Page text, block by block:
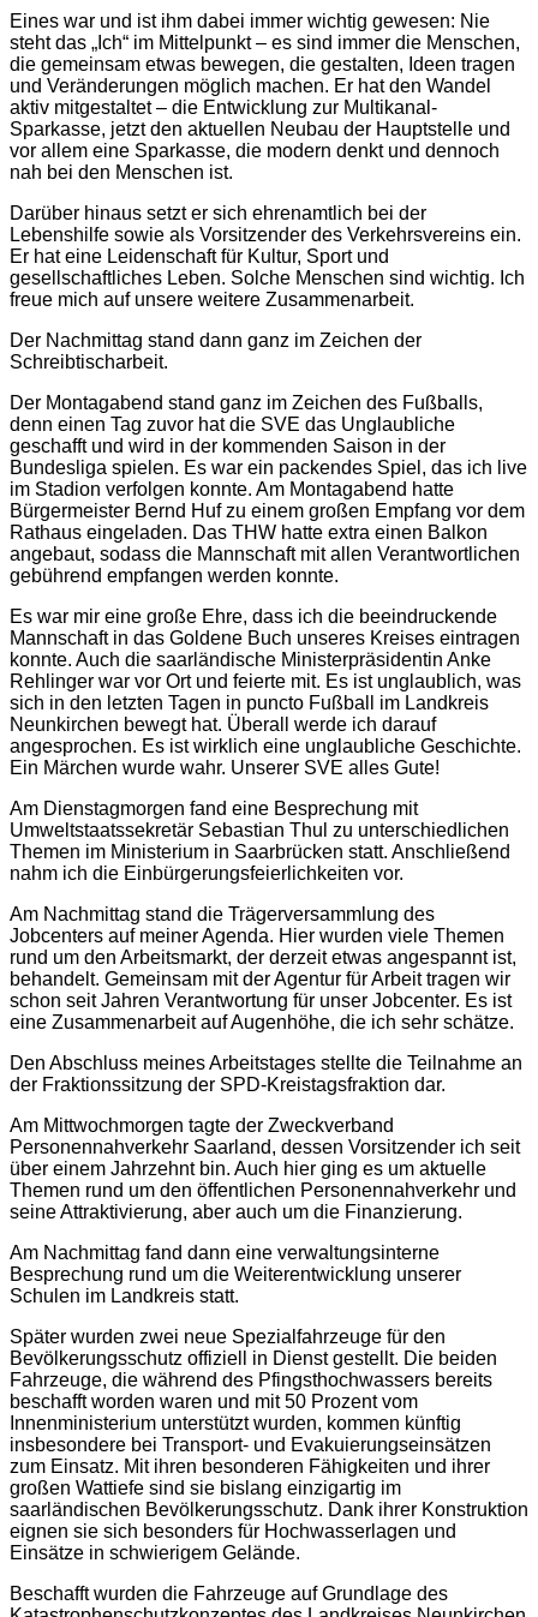
Eines war und ist ihm dabei immer wichtig gewesen: Nie
steht das „Ich“ im Mittelpunkt – es sind immer die Menschen,
die gemeinsam etwas bewegen, die gestalten, Ideen tragen
und Veränderungen möglich machen. Er hat den Wandel
aktiv mitgestaltet – die Entwicklung zur Multikanal-
Sparkasse, jetzt den aktuellen Neubau der Hauptstelle und
vor allem eine Sparkasse, die modern denkt und dennoch
nah bei den Menschen ist.
Darüber hinaus setzt er sich ehrenamtlich bei der
Lebenshilfe sowie als Vorsitzender des Verkehrsvereins ein.
Er hat eine Leidenschaft für Kultur, Sport und
gesellschaftliches Leben. Solche Menschen sind wichtig. Ich
freue mich auf unsere weitere Zusammenarbeit.
Der Nachmittag stand dann ganz im Zeichen der
Schreibtischarbeit.
Der Montagabend stand ganz im Zeichen des Fußballs,
denn einen Tag zuvor hat die SVE das Unglaubliche
geschafft und wird in der kommenden Saison in der
Bundesliga spielen. Es war ein packendes Spiel, das ich live
im Stadion verfolgen konnte. Am Montagabend hatte
Bürgermeister Bernd Huf zu einem großen Empfang vor dem
Rathaus eingeladen. Das THW hatte extra einen Balkon
angebaut, sodass die Mannschaft mit allen Verantwortlichen
gebührend empfangen werden konnte.
Es war mir eine große Ehre, dass ich die beeindruckende
Mannschaft in das Goldene Buch unseres Kreises eintragen
konnte. Auch die saarländische Ministerpräsidentin Anke
Rehlinger war vor Ort und feierte mit. Es ist unglaublich, was
sich in den letzten Tagen in puncto Fußball im Landkreis
Neunkirchen bewegt hat. Überall werde ich darauf
angesprochen. Es ist wirklich eine unglaubliche Geschichte.
Ein Märchen wurde wahr. Unserer SVE alles Gute!
Am Dienstagmorgen fand eine Besprechung mit
Umweltstaatssekretär Sebastian Thul zu unterschiedlichen
Themen im Ministerium in Saarbrücken statt. Anschließend
nahm ich die Einbürgerungsfeierlichkeiten vor.
Am Nachmittag stand die Trägerversammlung des
Jobcenters auf meiner Agenda. Hier wurden viele Themen
rund um den Arbeitsmarkt, der derzeit etwas angespannt ist,
behandelt. Gemeinsam mit der Agentur für Arbeit tragen wir
schon seit Jahren Verantwortung für unser Jobcenter. Es ist
eine Zusammenarbeit auf Augenhöhe, die ich sehr schätze.
Den Abschluss meines Arbeitstages stellte die Teilnahme an
der Fraktionssitzung der SPD-Kreistagsfraktion dar.
Am Mittwochmorgen tagte der Zweckverband
Personennahverkehr Saarland, dessen Vorsitzender ich seit
über einem Jahrzehnt bin. Auch hier ging es um aktuelle
Themen rund um den öffentlichen Personennahverkehr und
seine Attraktivierung, aber auch um die Finanzierung.
Am Nachmittag fand dann eine verwaltungsinterne
Besprechung rund um die Weiterentwicklung unserer
Schulen im Landkreis statt.
Später wurden zwei neue Spezialfahrzeuge für den
Bevölkerungsschutz offiziell in Dienst gestellt. Die beiden
Fahrzeuge, die während des Pfingsthochwassers bereits
beschafft worden waren und mit 50 Prozent vom
Innenministerium unterstützt wurden, kommen künftig
insbesondere bei Transport- und Evakuierungseinsätzen
zum Einsatz. Mit ihren besonderen Fähigkeiten und ihrer
großen Wattiefe sind sie bislang einzigartig im
saarländischen Bevölkerungsschutz. Dank ihrer Konstruktion
eignen sie sich besonders für Hochwasserlagen und
Einsätze in schwierigem Gelände.
Beschafft wurden die Fahrzeuge auf Grundlage des